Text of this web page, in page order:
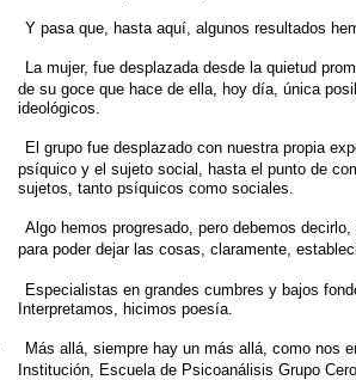
Y pasa que, hasta aquí, algunos resultados
La mujer, fue desplazada desde la quietud
de su goce que hace de ella, hoy día, única
ideológicos.
El grupo fue desplazado con nuestra propia
psíquico y el sujeto social, hasta el punto de
sujetos, tanto psíquicos como sociales.
Algo hemos progresado, pero debemos decirlo,
para poder dejar las cosas, claramente,
Especialistas en grandes cumbres y bajos
Interpretamos, hicimos poesía.
Más allá, siempre hay un más allá, como nos
Institución, Escuela de Psicoanálisis Grupo